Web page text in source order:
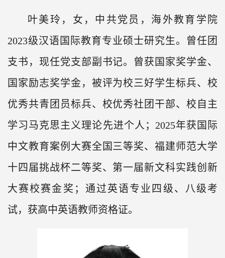
叶美玲，女，中共党员，海外教育学院
2023级汉语国际教育专业硕士研究生。曾任团
支书，现任党支部副书记。曾获国家奖学金、
国家励志奖学金，被评为校三好学生标兵、校
优秀共青团员标兵、校优秀社团干部、校自主
学习马克思主义理论先进个人； 2025年获国际
中文教育案例大赛全国三等奖、福建师范大学
十四届挑战杯二等奖、第一届新文科实践创新
大赛校赛金奖；通过英语专业四级、八级考
试，获高中英语教师资格证。